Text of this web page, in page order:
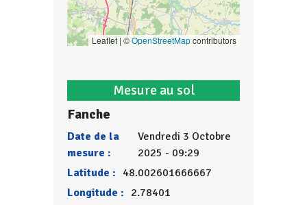
Leaflet | ©OpenStreetMapcontributors
Mesure au sol
Fanche
Date de la
mesure :
Vendredi 3 Octobre
2025 - 09:29
Latitude : 48.002601666667
Longitude : 2.78401